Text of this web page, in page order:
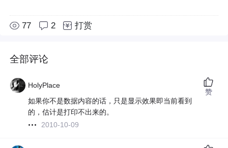
77 2 打赏
全部评论
HolyPlace
如果你不是数据内容的话，只是显示效果即当前看到
的，估计是打印不出来的。
2010-10-09
赞